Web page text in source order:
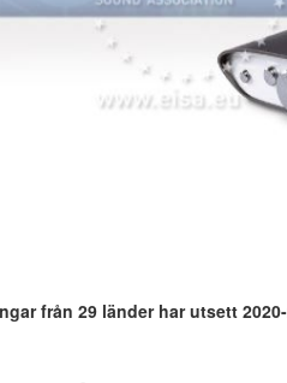
från 29 länder har utsett